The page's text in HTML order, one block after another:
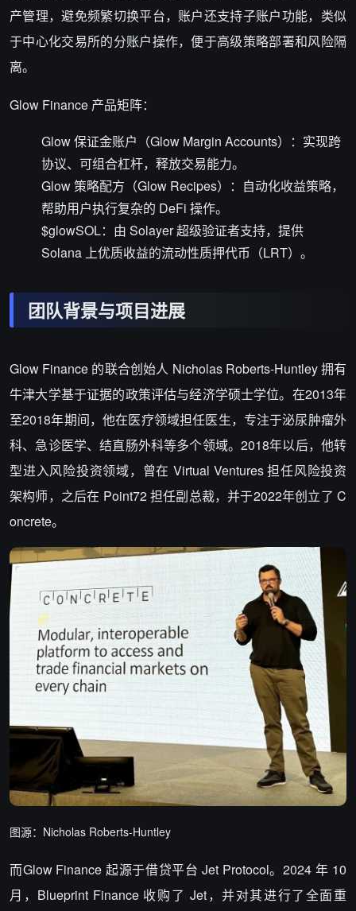
产管理，避免频繁切换平台，账户还支持子账户功能，类似
于中心化交易所的分账户操作，便于高级策略部署和风险隔
离。
Glow Finance 产品矩阵：
Glow 保证金账户（Glow Margin Accounts）：实现跨
协议、可组合杠杆，释放交易能力。
Glow 策略配方（Glow Recipes）：自动化收益策略，
帮助用户执行复杂的 DeFi 操作。
$glowSOL：由 Solayer 超级验证者支持，提供
Solana 上优质收益的流动性质押代币（LRT）。
团队背景与项目进展
Glow Finance 的联合创始人 Nicholas Roberts-Huntley 拥有
牛津大学基于证据的政策评估与经济学硕士学位。在2013年
至2018年期间，他在医疗领域担任医生，专注于泌尿肿瘤外
科、急诊医学、结直肠外科等多个领域。2018年以后，他转
型进入风险投资领域，曾在 Virtual Ventures 担任风险投资
架构师，之后在 Point72 担任副总裁，并于2022年创立了 C
oncrete。
图源：Nicholas Roberts-Huntley
而Glow Finance 起源于借贷平台 Jet Protocol。2024 年 10
月，Blueprint Finance 收购了 Jet，并对其进行了全面重